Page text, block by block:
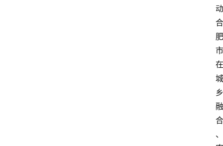
动
合
肥
市
在
城
乡
融
合
、